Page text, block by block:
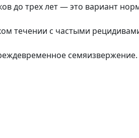
до трех лет — это вариант
течении с частыми
семяизвержение.